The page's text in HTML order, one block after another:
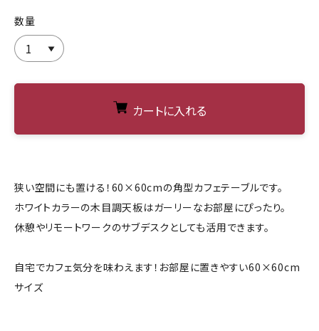
数量
カートに入れる
狭い空間にも置ける！60×60cmの角型カフェテーブルです。
ホワイトカラーの木目調天板はガーリーなお部屋にぴったり。
休憩やリモートワークのサブデスクとしても活用できます。
自宅でカフェ気分を味わえます！お部屋に置きやすい60×60cm
サイズ